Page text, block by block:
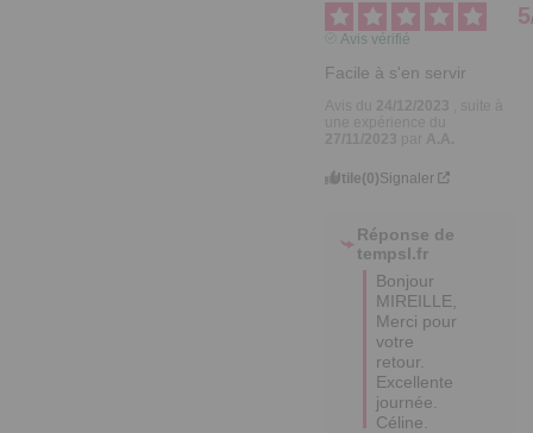
5
Avis vérifié
Facile à s'en servir
Utile(0)Signaler
Réponse de
tempsl.fr
Bonjour
MIREILLE,
Merci pour
votre
retour.
Excellente
journée.
Céline.